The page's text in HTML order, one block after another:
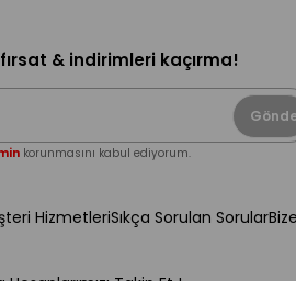
& indirimleri kaçırma!
korunmasını kabul ediyorum.
HizmetleriSıkça Sorulan Sorular